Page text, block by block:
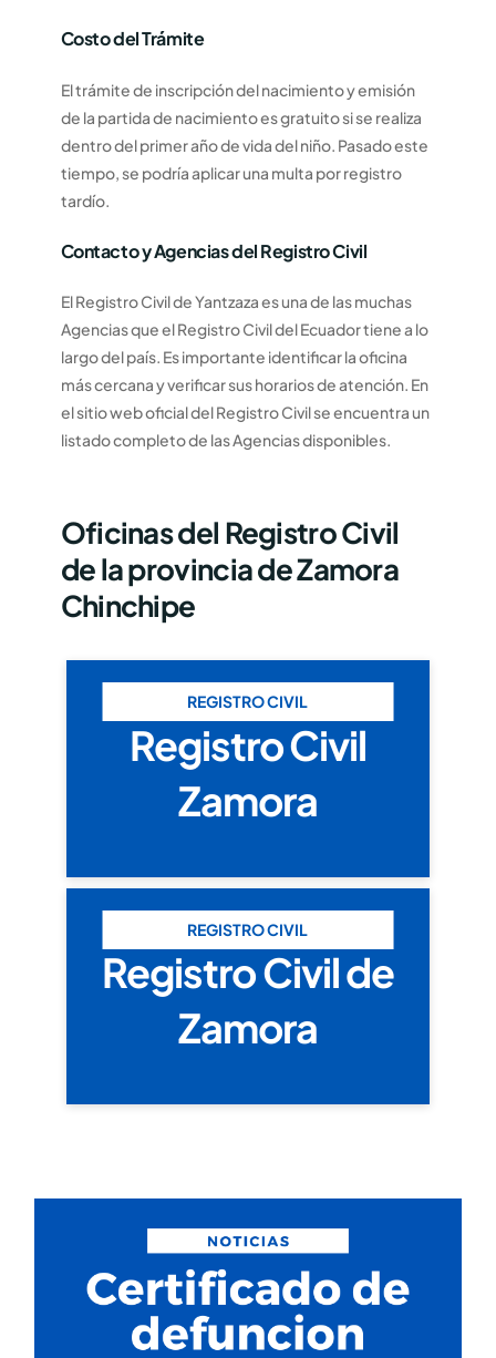
Costo del Trámite
El trámite de inscripción del nacimiento y emisión
de la partida de nacimiento es gratuito si se realiza
dentro del primer año de vida del niño. Pasado este
tiempo, se podría aplicar una multa por registro
tardío.
Contacto y Agencias del Registro Civil
El Registro Civil de Yantzaza es una de las muchas
Agencias que el Registro Civil del Ecuador tiene a lo
largo del país. Es importante identificar la oficina
más cercana y verificar sus horarios de atención. En
el sitio web oficial del Registro Civil se encuentra un
listado completo de las Agencias disponibles.
Oficinas del Registro Civil
de la provincia de Zamora
Chinchipe
REGISTRO CIVIL
Registro Civil
Zamora
REGISTRO CIVIL
Registro Civil de
Zamora